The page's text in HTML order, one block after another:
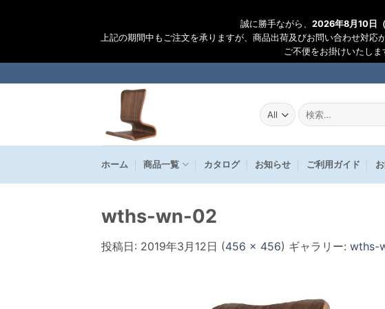
誠に勝手ながら、 2026年8月10日
上記の期間中もご注文を承りますが、商品出荷及びお問い合わせ対応
ご不便をお掛けいたしま
to
検
索
果:
ホーム 商品一覧 カタログ お知らせ ご利用ガイド
wths-wn-02
投稿日: 2019年3月12日 (456 × 456) ギャラリー: wths-